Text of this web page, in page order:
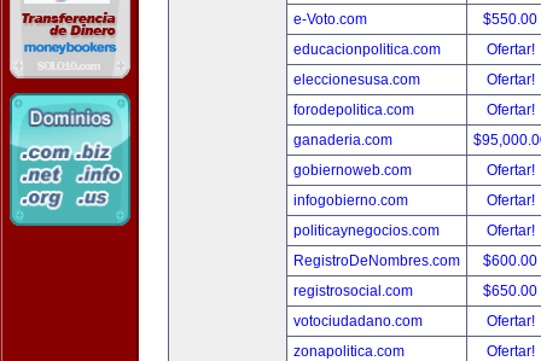
e-Voto.com
$550.00
educacionpolitica.com
Ofertar!
eleccionesusa.com
Ofertar!
forodepolitica.com
Ofertar!
ganaderia.com
gobiernoweb.com
Ofertar!
infogobierno.com
Ofertar!
politicaynegocios.com
Ofertar!
RegistroDeNombres.com
$600.00
registrosocial.com
$650.00
votociudadano.com
Ofertar!
zonapolitica.com
Ofertar!